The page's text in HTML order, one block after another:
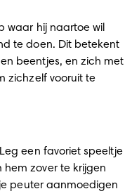
te doen. Dit betekent
beentjes, en zich met
zichzelf vooruit te
hem zover te krijgen
peuter aanmoedigen